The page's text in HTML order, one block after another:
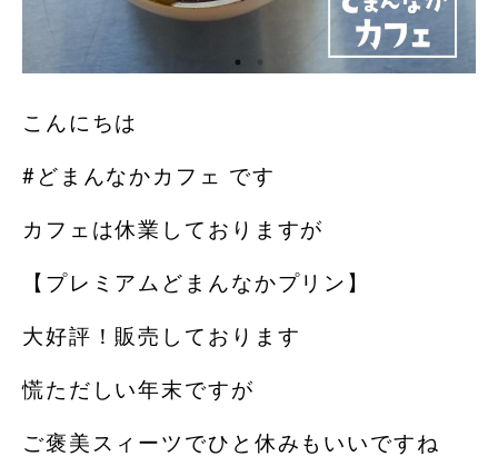
こんにちは
#どまんなかカフェ です︎
カフェは休業しておりますが
【プレミアムどまんなかプリン】
大好評！販売しております
慌ただしい年末ですが
ご褒美スィーツでひと休みもいいですね